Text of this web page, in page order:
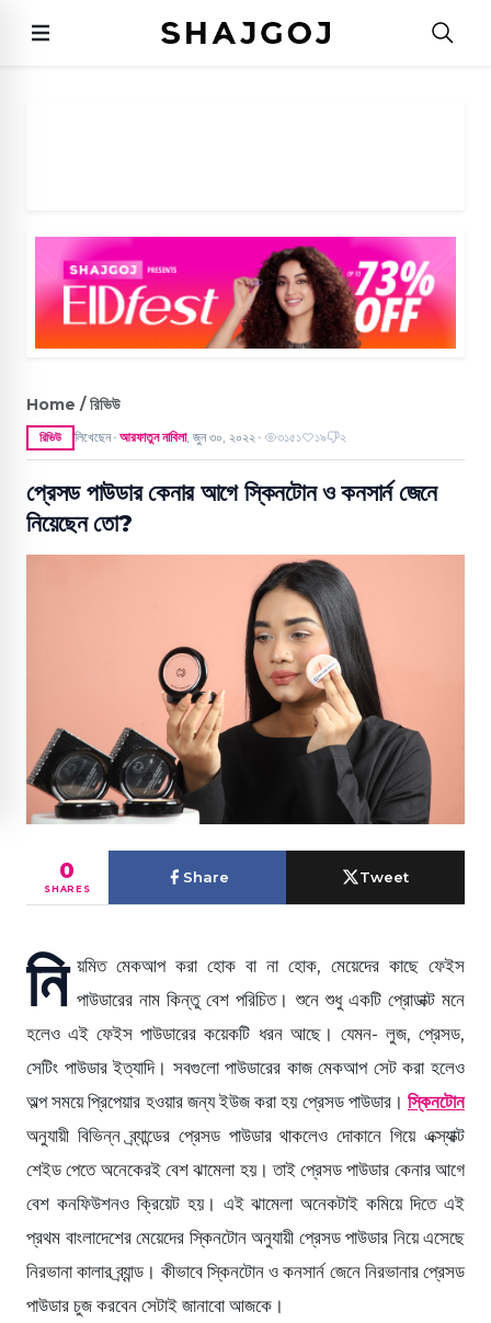
Home / রিভিউ
রিভিউ লিখেছেন ● আরফাতুন নাবিলা, জুন ৩০, ২০২২ ● ৩১৫১ ১৯ ২
প্রেসড পাউডার কেনার আগে স্কিনটোন ও কনসার্ন জেনে
নিয়েছেন তো?
0
SHARES
Share Tweet
নি য়মিত মেকআপ করা হোক বা না হোক, মেয়েদের কাছে ফেইস
পাউডারের নাম কিন্তু বেশ পরিচিত। শুনে শুধু একটি প্রোডাক্ট মনে
হলেও এই ফেইস পাউডারের কয়েকটি ধরন আছে। যেমন- লুজ, প্রেসড,
সেটিং পাউডার ইত্যাদি। সবগুলো পাউডারের কাজ মেকআপ সেট করা হলেও
অল্প সময়ে প্রিপেয়ার হওয়ার জন্য ইউজ করা হয় প্রেসড পাউডার। স্কিনটোন
অনুযায়ী বিভিন্ন ব্র্যান্ডের প্রেসড পাউডার থাকলেও দোকানে গিয়ে এক্স্যাক্ট
শেইড পেতে অনেকেরই বেশ ঝামেলা হয়। তাই প্রেসড পাউডার কেনার আগে
বেশ কনফিউশনও ক্রিয়েট হয়। এই ঝামেলা অনেকটাই কমিয়ে দিতে এই
প্রথম বাংলাদেশের মেয়েদের স্কিনটোন অনুযায়ী প্রেসড পাউডার নিয়ে এসেছে
নিরভানা কালার ব্র্যান্ড। কীভাবে স্কিনটোন ও কনসার্ন জেনে নিরভানার প্রেসড
পাউডার চুজ করবেন সেটাই জানাবো আজকে।